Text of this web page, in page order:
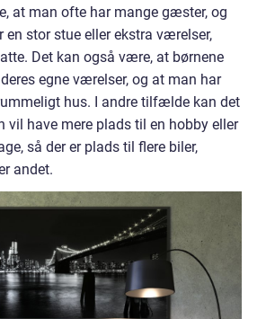
at man ofte har mange gæster, og
en stor stue eller ekstra værelser,
Det kan også være, at børnene
egne værelser, og at man har
hus. I andre tilfælde kan det
vil have mere plads til en hobby eller
så der er plads til flere biler,
andet.